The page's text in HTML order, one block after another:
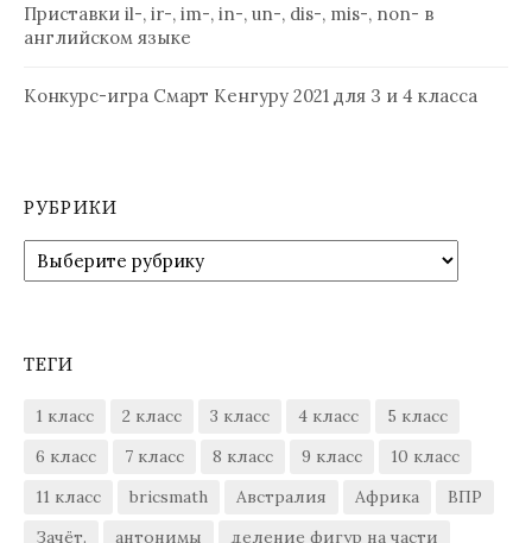
Приставки il-, ir-, im-, in-, un-, dis-, mis-, non- в
английском языке
Конкурс-игра Смарт Кенгуру 2021 для 3 и 4 класса
РУБРИКИ
Рубрики
ТЕГИ
1 класс 2 класс 3 класс 4 класс
5 класс
6 класс
7 класс 8 класс 9 класс
10 класс
11 класс
bricsmath Австралия Африка
ВПР
Зачёт.
антонимы деление фигур на части